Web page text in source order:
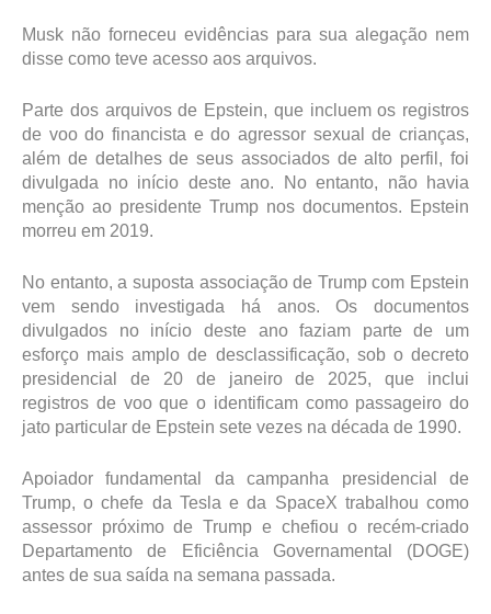
Musk não forneceu evidências para sua alegação nem
disse como teve acesso aos arquivos.
Parte dos arquivos de Epstein, que incluem os registros
de voo do financista e do agressor sexual de crianças,
além de detalhes de seus associados de alto perfil, foi
divulgada no início deste ano. No entanto, não havia
menção ao presidente Trump nos documentos. Epstein
morreu em 2019.
No entanto, a suposta associação de Trump com Epstein
vem sendo investigada há anos. Os documentos
divulgados no início deste ano faziam parte de um
esforço mais amplo de desclassificação, sob o decreto
presidencial de 20 de janeiro de 2025, que inclui
registros de voo que o identificam como passageiro do
jato particular de Epstein sete vezes na década de 1990.
Apoiador fundamental da campanha presidencial de
Trump, o chefe da Tesla e da SpaceX trabalhou como
assessor próximo de Trump e chefiou o recém-criado
Departamento de Eficiência Governamental (DOGE)
antes de sua saída na semana passada.